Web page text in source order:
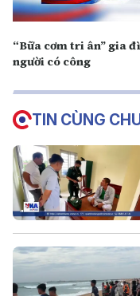
“Bữa cơm tri ân” gia
người có công
TIN CÙNG